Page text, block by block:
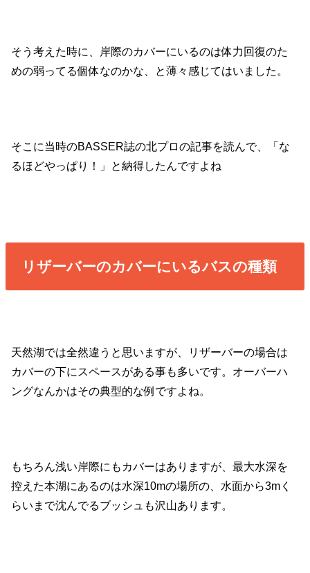
そう考えた時に、岸際のカバーにいるのは体力回復のた
めの弱ってる個体なのかな、と薄々感じてはいました。
そこに当時のBASSER誌の北プロの記事を読んで、「な
るほどやっぱり！」と納得したんですよね
リザーバーのカバーにいるバスの種類
天然湖では全然違うと思いますが、リザーバーの場合は
カバーの下にスペースがある事も多いです。オーバーハ
ングなんかはその典型的な例ですよね。
もちろん浅い岸際にもカバーはありますが、最大水深を
控えた本湖にあるのは水深10mの場所の、水面から3mく
らいまで沈んでるブッシュも沢山あります。